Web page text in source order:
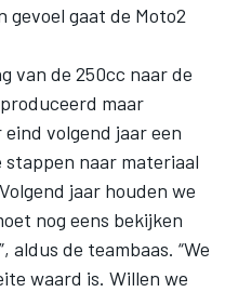
gaat de Moto2
van de 250cc naar de
maar
volgend jaar een
stappen naar materiaal
jaar houden we
nog eens bekijken
aldus de teambaas. “We
waard is. Willen we